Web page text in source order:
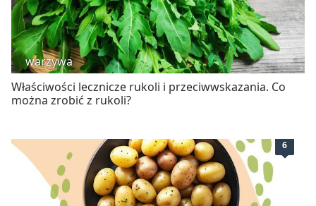
warzywa
Właściwości lecznicze rukoli i przeciwwskazania. Co
można zrobić z rukoli?
6